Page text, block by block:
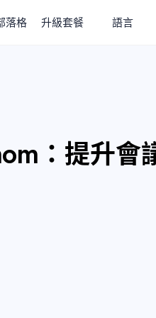
落格 升級套餐 語言
：提升會